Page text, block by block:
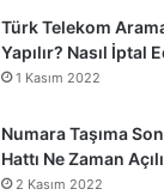
Türk Telekom
Yapılır? Nasıl İptal
1 Kasım 2022
Numara Taşıma
Hattı Ne Zaman
2 Kasım 2022